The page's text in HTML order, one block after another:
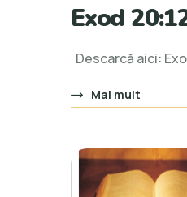
Exod
Descarcă aici:
Mai mult